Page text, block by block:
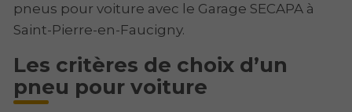
pneus pour voiture avec le Garage SECAPA à
Saint-Pierre-en-Faucigny.
Les critères de choix d’un
pneu pour voiture